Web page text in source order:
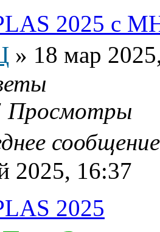
2025 с
» 18 мар
Просмотры
2025, 16:37
2025